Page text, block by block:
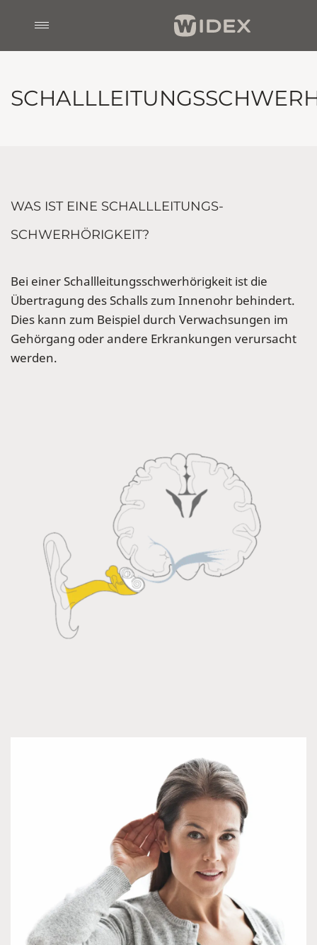
WAS IST EINE SCHALLLEITUNGS-
SCHWERHÖRIGKEIT?
Bei einer Schallleitungsschwerhörigkeit ist die
Übertragung des Schalls zum Innenohr behindert.
Dies kann zum Beispiel durch Verwachsungen im
Gehörgang oder andere Erkrankungen verursacht
werden.